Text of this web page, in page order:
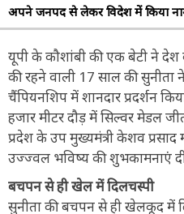
अपने जनपद से लेकर विदेश में किया
यूपी के कौशांबी की एक बेटी ने देश
की रहने वाली 17 साल की
चैंपियनशिप में शानदार प्रदर्शन
हजार मीटर दौड़ में सिल्वर मेडल
प्रदेश के उप मुख्यमंत्री केशव प्रसाद
उज्ज्वल भविष्य की शुभकामनाएं
बचपन से ही खेल में दिलचस्पी
सुनीता की बचपन से ही खेलकूद में